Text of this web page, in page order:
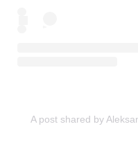
A post shared by